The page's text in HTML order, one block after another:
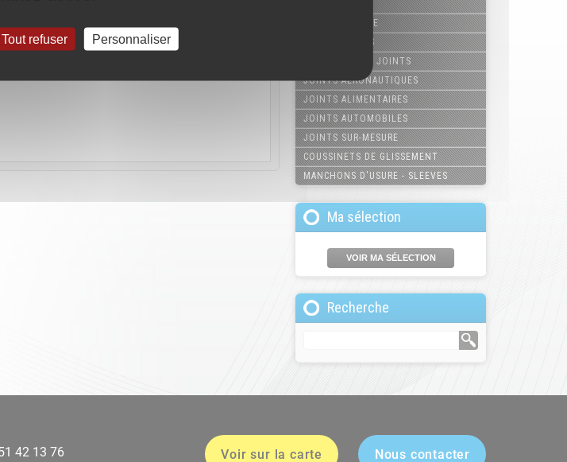
JOINTS À GLACE
JOINTS USINÉS
POCHETTES DE JOINTS
JOINTS AÉRONAUTIQUES
JOINTS ALIMENTAIRES
JOINTS AUTOMOBILES
JOINTS SUR-MESURE
COUSSINETS DE GLISSEMENT
MANCHONS D'USURE - SLEEVES
Ma sélection
VOIR MA SÉLECTION
Recherche
42 13 76 Voir sur la carte Nous contacter
Tout refuser Personnaliser